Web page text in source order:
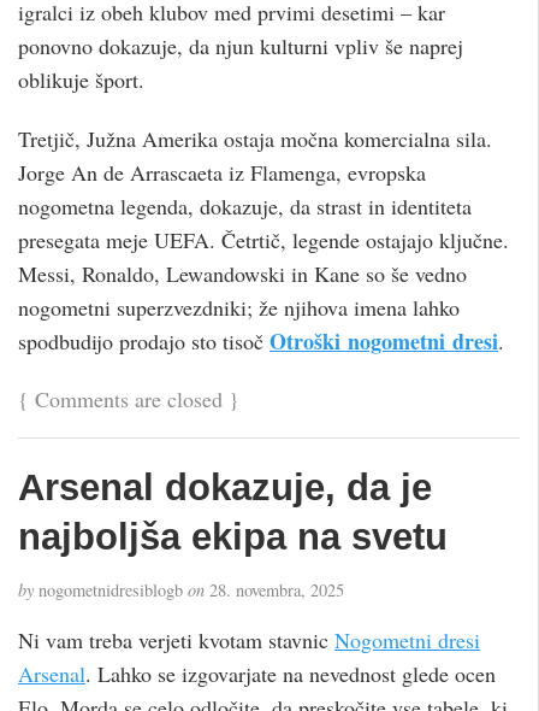
igralci iz obeh klubov med prvimi desetimi – kar
ponovno dokazuje, da njun kulturni vpliv še naprej
oblikuje šport.
Tretjič, Južna Amerika ostaja močna komercialna sila.
Jorge An de Arrascaeta iz Flamenga, evropska
nogometna legenda, dokazuje, da strast in identiteta
presegata meje UEFA. Četrtič, legende ostajajo ključne.
Messi, Ronaldo, Lewandowski in Kane so še vedno
nogometni superzvezdniki; že njihova imena lahko
spodbudijo prodajo sto tisoč Otroški nogometni dresi.
{ Comments are closed }
Arsenal dokazuje, da je
najboljša ekipa na svetu
by nogometnidresiblogb on 28. novembra, 2025
Ni vam treba verjeti kvotam stavnic Nogometni dresi
Arsenal. Lahko se izgovarjate na nevednost glede ocen